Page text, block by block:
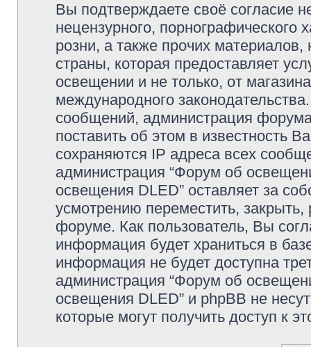
Вы подтверждаете своё согласие
нецензурного, порнографического
розни, а также прочих
страны, которая предоставляет
освещении и не только, от
международного
сообщений, администрация
поставить об этом в известность
сохраняются IP адреса всех
администрация “Форум об
освещения DLED” оставляет за
усмотрению переместить,
форуме. Как пользователь, Вы
информация будет храниться в
информация не будет доступна
администрация “Форум об
освещения DLED” и phpBB не
которые могут получить доступ к